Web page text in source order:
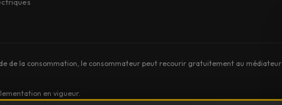
de la consommation, le consommateur peut recourir gratuitement au médiateur
en vigueur.